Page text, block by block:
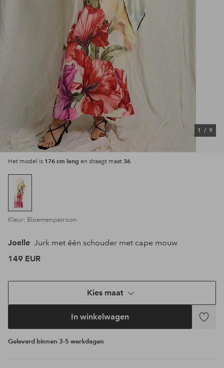
1 / 9
Het model is 176 cm lang en draagt maat 36
Kleur: Bloemenpatroon
Joelle Jurk met één schouder met cape mouw
149 EUR
Kies maat
In winkelwagen
Geleverd binnen 3-5 werkdagen